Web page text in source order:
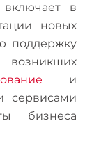
включает в
новых
поддержку
и
сервисами
бизнеса